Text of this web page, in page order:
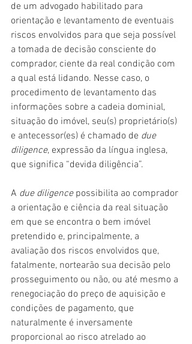
de um advogado habilitado para
orientação e levantamento de eventuais
riscos envolvidos para que seja possível
a tomada de decisão consciente do
comprador, ciente da real condição com
a qual está lidando. Nesse caso, o
procedimento de levantamento das
informações sobre a cadeia dominial,
situação do imóvel, seu(s) proprietário(s)
e antecessor(es) é chamado de due
diligence, expressão da língua inglesa,
que significa “devida diligência”.
A due diligence possibilita ao comprador
a orientação e ciência da real situação
em que se encontra o bem imóvel
pretendido e, principalmente, a
avaliação dos riscos envolvidos que,
fatalmente, nortearão sua decisão pelo
prosseguimento ou não, ou até mesmo a
renegociação do preço de aquisição e
condições de pagamento, que
naturalmente é inversamente
proporcional ao risco atrelado ao